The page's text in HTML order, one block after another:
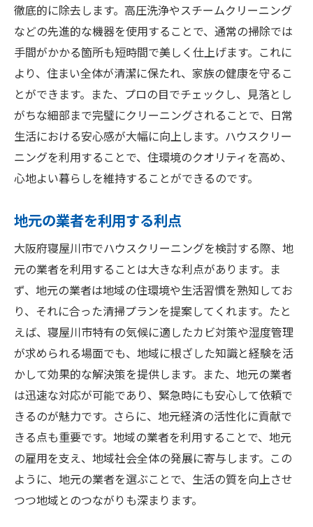
徹底的に除去します。高圧洗浄やスチームクリーニング
などの先進的な機器を使用することで、通常の掃除では
手間がかかる箇所も短時間で美しく仕上げます。これに
より、住まい全体が清潔に保たれ、家族の健康を守るこ
とができます。また、プロの目でチェックし、見落とし
がちな細部まで完璧にクリーニングされることで、日常
生活における安心感が大幅に向上します。ハウスクリー
ニングを利用することで、住環境のクオリティを高め、
心地よい暮らしを維持することができるのです。
地元の業者を利用する利点
大阪府寝屋川市でハウスクリーニングを検討する際、地
元の業者を利用することは大きな利点があります。ま
ず、地元の業者は地域の住環境や生活習慣を熟知してお
り、それに合った清掃プランを提案してくれます。たと
えば、寝屋川市特有の気候に適したカビ対策や湿度管理
が求められる場面でも、地域に根ざした知識と経験を活
かして効果的な解決策を提供します。また、地元の業者
は迅速な対応が可能であり、緊急時にも安心して依頼で
きるのが魅力です。さらに、地元経済の活性化に貢献で
きる点も重要です。地域の業者を利用することで、地元
の雇用を支え、地域社会全体の発展に寄与します。この
ように、地元の業者を選ぶことで、生活の質を向上させ
つつ地域とのつながりも深まります。